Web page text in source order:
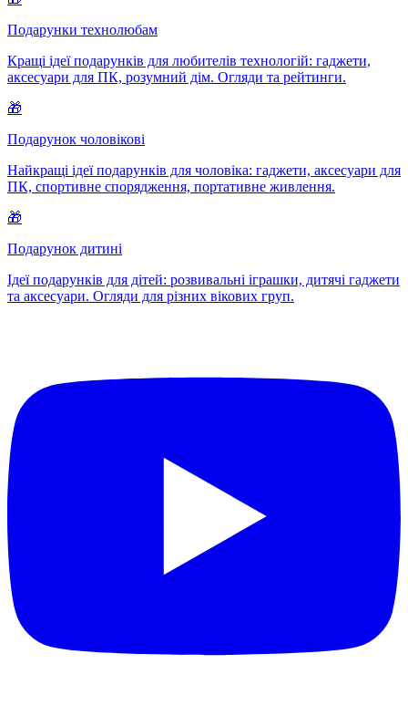
Подарунки технолюбам
Кращі ідеї подарунків для любителів технологій: гаджети,
аксесуари для ПК, розумний дім. Огляди та рейтинги.
🎁
Подарунок чоловікові
Найкращі ідеї подарунків для чоловіка: гаджети, аксесуари для
ПК, спортивне спорядження, портативне живлення.
🎁
Подарунок дитині
Ідеї подарунків для дітей: розвивальні іграшки, дитячі гаджети
та аксесуари. Огляди для різних вікових груп.